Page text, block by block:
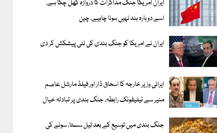
ایران امریکا جنگ مذاکرات کا دروازہ کھل چکا ہے،
اسے دوبارہ بند نہیں ہونا چاہیے، چین
ایران نے امریکا کو جنگ بندی کی نئی پیشکش کر دی
ایرانی وزیر خارجہ کا اسحاق ڈار اور فیلڈ مارشل عاصم
منیر سے ٹیلیفونک رابطہ، جنگ بندی پر تبادلہ خیال
جنگ بندی میں توسیع کے بعد تیل سستا، سونے کی